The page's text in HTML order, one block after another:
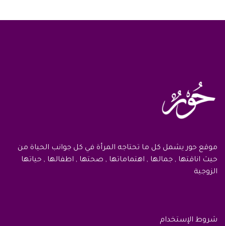
موقع حور يشمل كل ما تحتاجه المرأة في كل جوانب الحياة من
حيث اناقتها , جمالها , اهتماماتها , صحتها , اطفالها , حياتها
الزوجية
شروط الإستخدام